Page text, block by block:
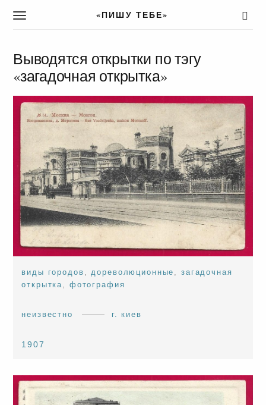
T
g
l
e
a
a
o
n
«ПИШУ ТЕБЕ»
Выводятся открытки по тэгу
«загадочная открытка»
виды городов ,дореволюционные ,загадочная
открытка, фотография
неизвестно г. киев
1907